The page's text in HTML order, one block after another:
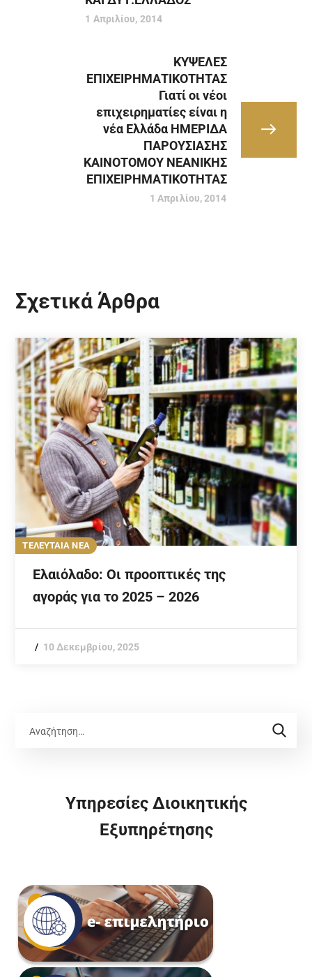
1 Απριλίου, 2014
ΚΥΨΕΛΕΣ
ΕΠΙΧΕΙΡΗΜΑΤΙΚΟΤΗΤΑΣ
Γιατί οι νέοι
επιχειρηματίες είναι η
νέα Ελλάδα ΗΜΕΡΙΔΑ
ΠΑΡΟΥΣΙΑΣΗΣ
ΚΑΙΝΟΤΟΜΟΥ ΝΕΑΝΙΚΗΣ
ΕΠΙΧΕΙΡΗΜΑΤΙΚΟΤΗΤΑΣ
1 Απριλίου, 2014
Σχετικά Άρθρα
ΤΕΛΕΥΤΑΙΑ ΝΕΑ
Ελαιόλαδο: Οι προοπτικές της
αγοράς για το 2025 – 2026
10 Δεκεμβρίου, 2025
Υπηρεσίες Διοικητικής
Εξυπηρέτησης